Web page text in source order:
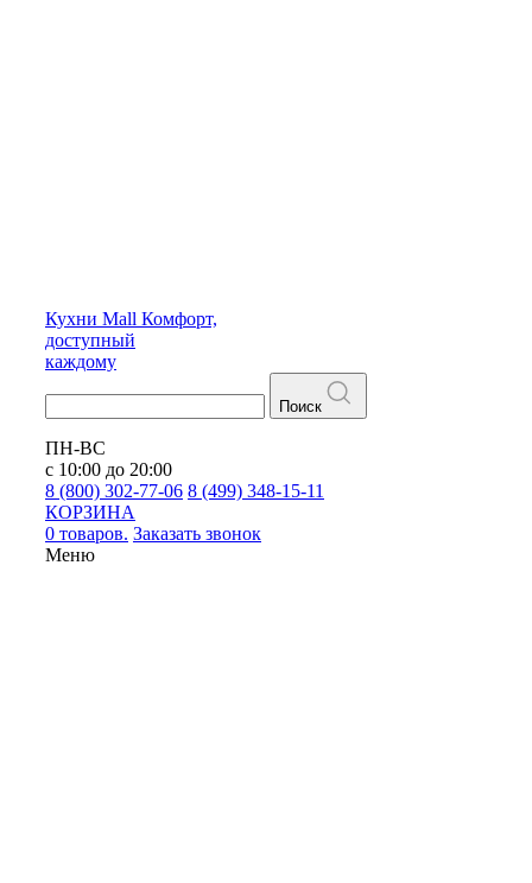
Кухни Mall Комфорт,
доступный
каждому
Поиск
ПН-ВС
с 10:00 до 20:00
8 (800) 302-77-06 8 (499) 348-15-11
КОРЗИНА
0 товаров. Заказать звонок
Меню